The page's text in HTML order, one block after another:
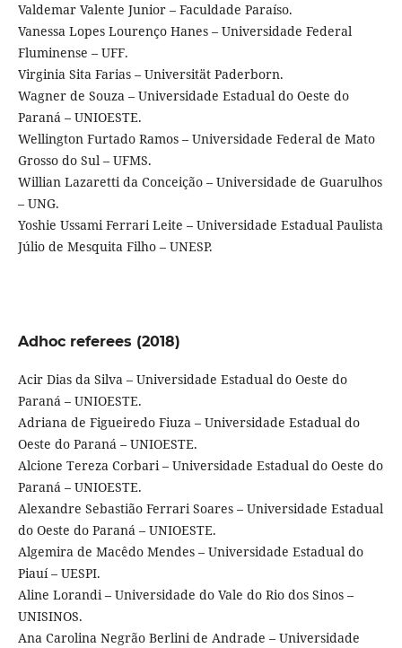
Valdemar Valente Junior – Faculdade Paraíso.
Vanessa Lopes Lourenço Hanes – Universidade Federal
Fluminense – UFF.
Virginia Sita Farias – Universität Paderborn.
Wagner de Souza – Universidade Estadual do Oeste do
Paraná – UNIOESTE.
Wellington Furtado Ramos – Universidade Federal de Mato
Grosso do Sul – UFMS.
Willian Lazaretti da Conceição – Universidade de Guarulhos
– UNG.
Yoshie Ussami Ferrari Leite – Universidade Estadual Paulista
Júlio de Mesquita Filho – UNESP.
Adhoc referees (2018)
Acir Dias da Silva – Universidade Estadual do Oeste do
Paraná – UNIOESTE.
Adriana de Figueiredo Fiuza – Universidade Estadual do
Oeste do Paraná – UNIOESTE.
Alcione Tereza Corbari – Universidade Estadual do Oeste do
Paraná – UNIOESTE.
Alexandre Sebastião Ferrari Soares – Universidade Estadual
do Oeste do Paraná – UNIOESTE.
Algemira de Macêdo Mendes – Universidade Estadual do
Piauí – UESPI.
Aline Lorandi – Universidade do Vale do Rio dos Sinos –
UNISINOS.
Ana Carolina Negrão Berlini de Andrade – Universidade